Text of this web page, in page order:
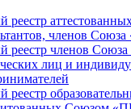
реестр
членов
реестр членов
лиц и
реестр